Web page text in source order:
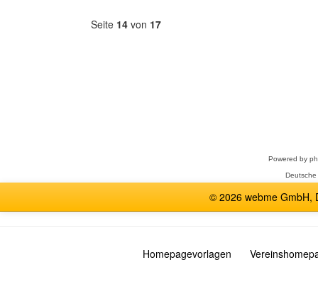
Seite 14 von 17
Powered by
© 2026 webme GmbH,
Homepagevorlagen